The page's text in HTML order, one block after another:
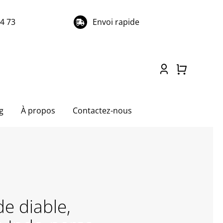
73 Envoi rapide
À propos Contactez-nous
diable,